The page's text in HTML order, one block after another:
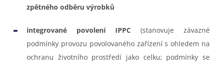
zpětného odběru výrobků
integrované povolení IPPC (stanovuje závazné
podmínky provozu povolovaného zařízení s ohledem na
ochranu životního prostředí jako celku; podmínky se